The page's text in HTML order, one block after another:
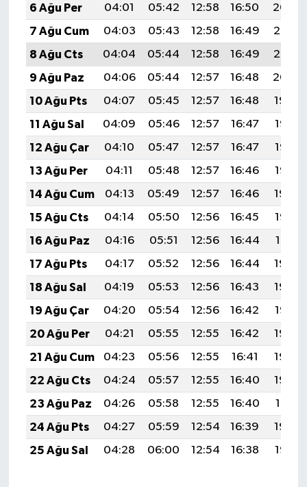
6 Ağu Per
04:01 05:42 12:58 16:50
20:04
7 Ağu Cum
04:03 05:43 12:58 16:49
20:03
8 Ağu Cts
04:04 05:44 12:58 16:49
20:02
9 Ağu Paz
04:06 05:44 12:57 16:48
20:00
10 Ağu Pts
04:07 05:45 12:57 16:48
19:59
11 Ağu Sal
04:09 05:46 12:57 16:47
19:58
12 Ağu Çar
04:10 05:47 12:57 16:47
19:57
13 Ağu Per
04:11 05:48 12:57 16:46
19:55
14 Ağu Cum
04:13 05:49 12:57 16:46
19:54
15 Ağu Cts
04:14 05:50 12:56 16:45
19:53
16 Ağu Paz
04:16 05:51 12:56 16:44
19:51
17 Ağu Pts
04:17 05:52 12:56 16:44
19:50
18 Ağu Sal
04:19 05:53 12:56 16:43
19:48
19 Ağu Çar
04:20 05:54 12:56 16:42
19:47
20 Ağu Per
04:21 05:55 12:55 16:42
19:46
21 Ağu Cum
04:23 05:56 12:55 16:41
19:44
22 Ağu Cts
04:24 05:57 12:55 16:40
19:43
23 Ağu Paz
04:26 05:58 12:55 16:40
19:41
24 Ağu Pts
04:27 05:59 12:54 16:39
19:40
25 Ağu Sal
04:28 06:00 12:54 16:38 19:38